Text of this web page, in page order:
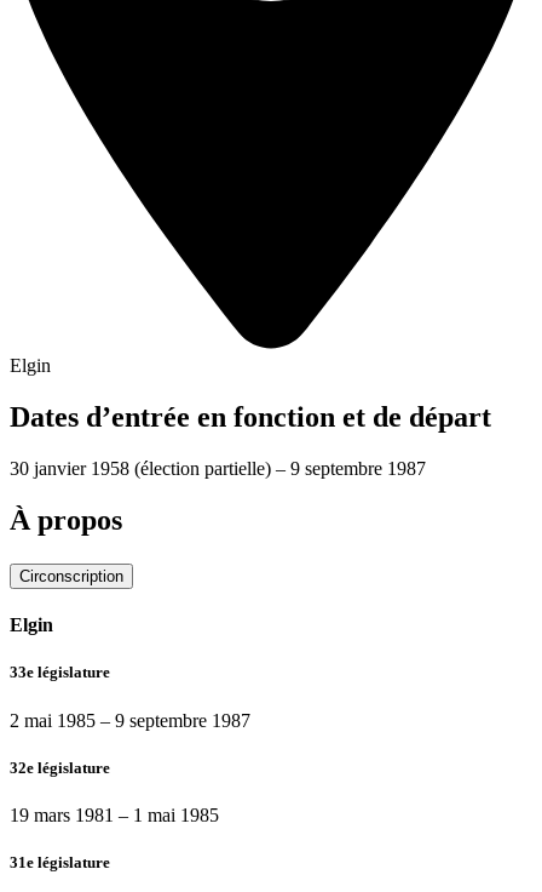
Elgin
Dates d’entrée en fonction et de départ
30 janvier 1958 (élection partielle) – 9 septembre 1987
À propos
Circonscription
Elgin
33e législature
2 mai 1985 – 9 septembre 1987
32e législature
19 mars 1981 – 1 mai 1985
31e législature